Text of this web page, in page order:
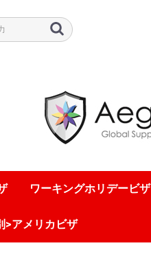
ワーキングホリデービザ
>アメリカビザ